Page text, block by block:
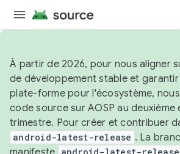
À partir de 2026, pour nous aligner
de développement stable et
plate-forme pour l'écosystème,
code source sur AOSP au deuxième
trimestre. Pour créer et contribuer
android-latest-release . La